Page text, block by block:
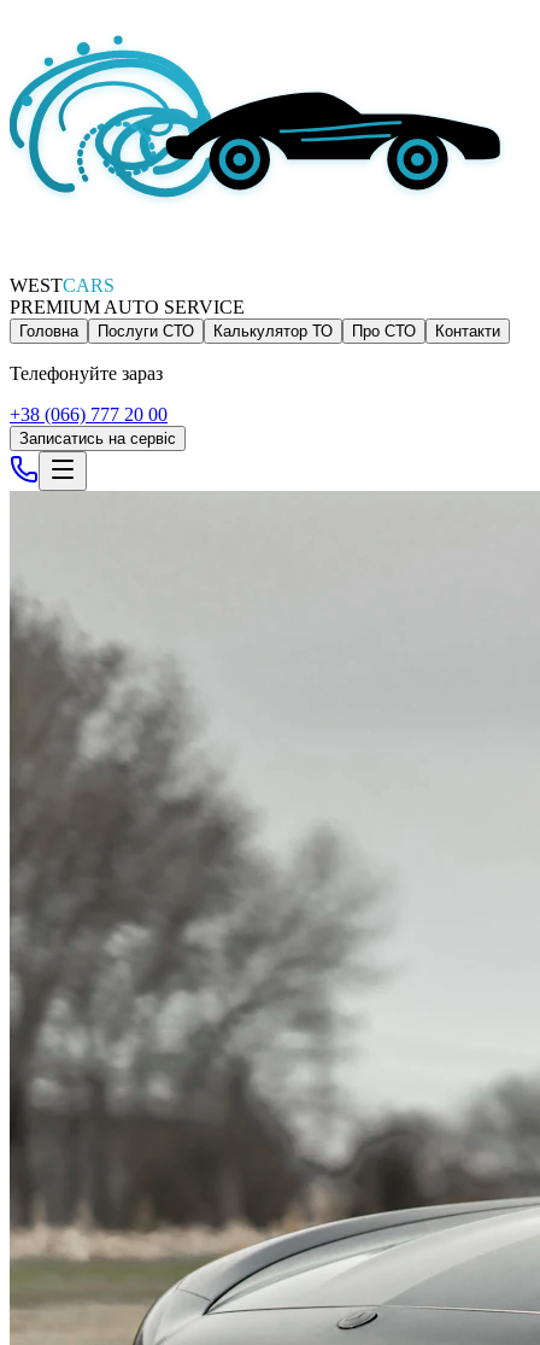
WESTCARS
PREMIUM AUTO SERVICE
Головна Послуги СТО Калькулятор ТО Про СТО Контакти
Телефонуйте зараз
+38 (066) 777 20 00
Записатись на сервіс